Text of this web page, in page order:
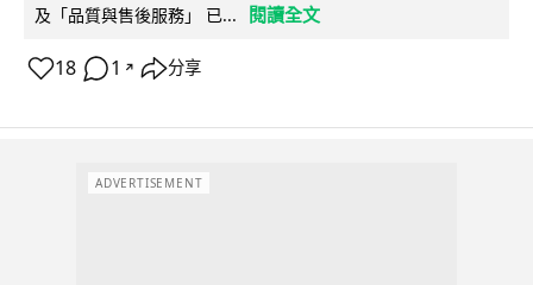
及「品質與售後服務」 已...
閱讀全文
18 1 ↗ 分享
ADVERTISEMENT